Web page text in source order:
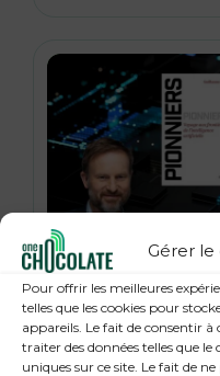
Gérer
Pour offrir les meilleures
telles que les cookies pour
appareils. Le fait de consentir
traiter des données telles que
uniques sur ce site. Le fait de
21 janvier 2026
« Pionniers »,
Tech : Guillaume